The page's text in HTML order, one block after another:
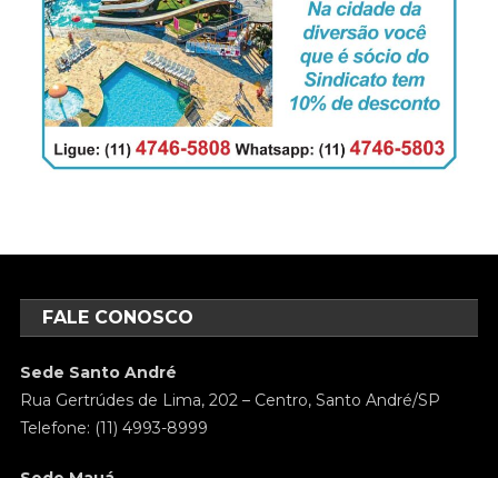
FALE CONOSCO
Sede Santo André
Rua Gertrúdes de Lima, 202 – Centro, Santo André/SP
Telefone: (11) 4993-8999